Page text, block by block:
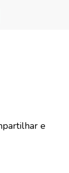
e